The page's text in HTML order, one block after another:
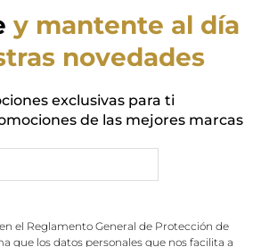
y mantente al día
novedades
exclusivas para ti
de las mejores marcas
el Reglamento General de Protección de
que los datos personales que nos facilita a